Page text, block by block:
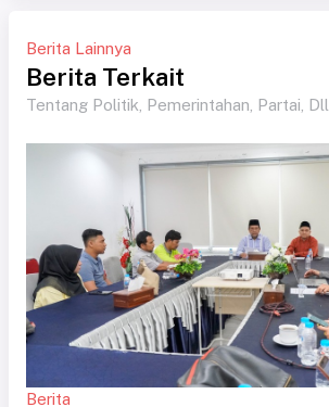
Berita Lainnya
Berita Terkait
Tentang Politik, Pemerintahan, Partai, Dll
Berita